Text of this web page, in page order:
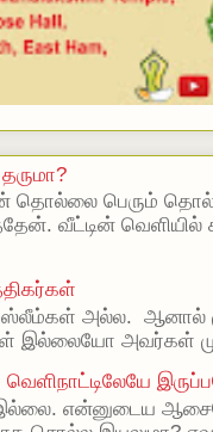
தொல்லை பெரும்
வீட்டின்
அல்ல. ஆனால்
இல்லையோ அவர்கள்
என்னுடைய